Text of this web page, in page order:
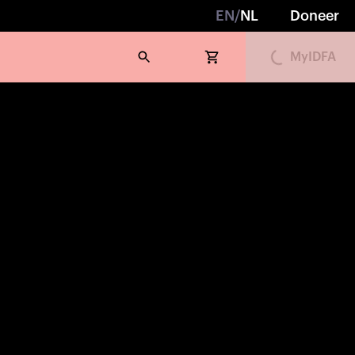
EN /NL Doneer
Loading... MyIDFA